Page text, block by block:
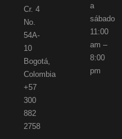
Cr. 4
No.
54A-
10
Bogotá,
Colombia
+57
300
882
2758
a
sábado
11:00
am –
8:00
pm